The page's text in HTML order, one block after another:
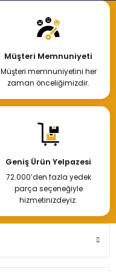
Müşteri Memnuniyeti
Müşteri memnuniyetini her
zaman önceliğimizdir.
Geniş Ürün Yelpazesi
72.000’den fazla yedek
parça seçeneğiyle
hizmetinizdeyiz.